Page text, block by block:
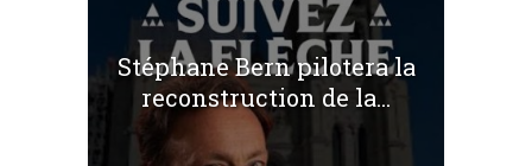
Stéphane Bern pilotera la
reconstruction de la...